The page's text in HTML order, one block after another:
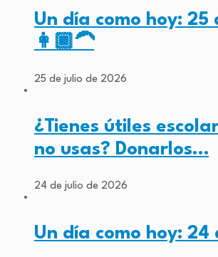
Un día como hoy: 25
👩🏾‍🦱
25 de julio de 2026
¿Tienes útiles
no usas? Donarlos…
24 de julio de 2026
Un día como hoy: 24